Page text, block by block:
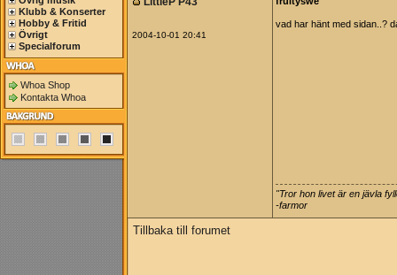
Klubb & Konserter
Hobby & Fritid
Övrigt
Specialforum
Whoa Shop
Kontakta Whoa
2004-10-01 20:41
vad har hänt med sidan..?
"Tror hon livet är en jävla
-farmor
Tillbaka till forumet